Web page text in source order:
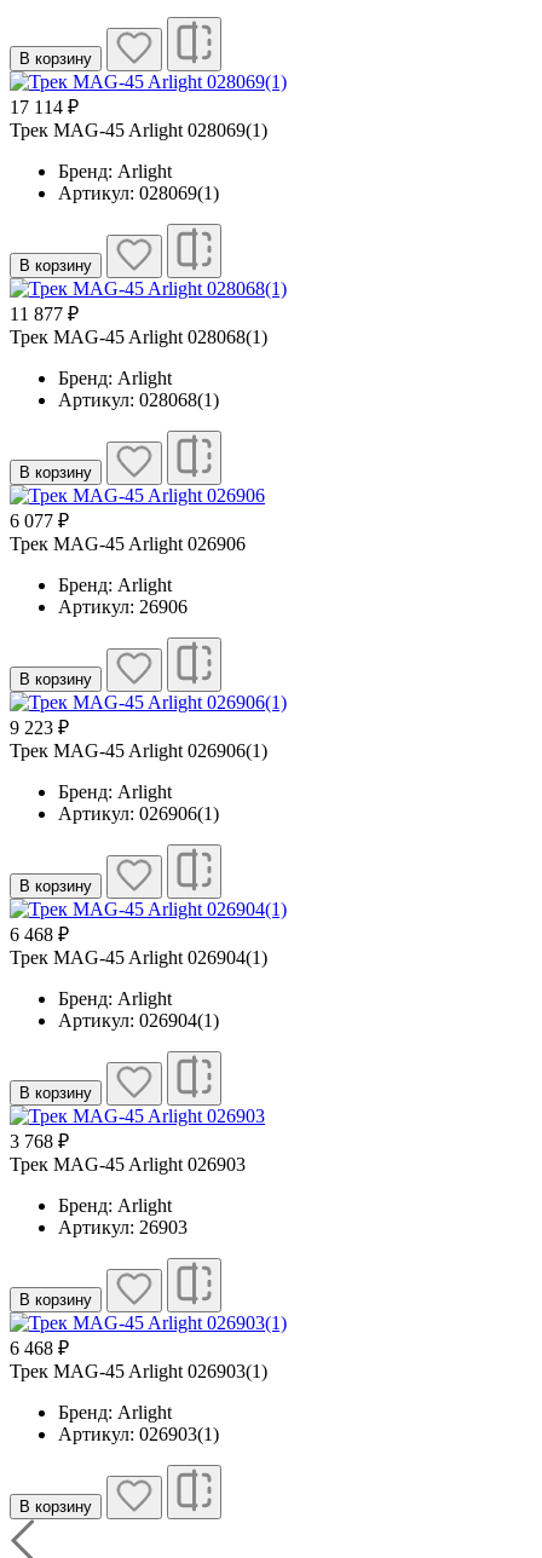
В корзину
17 114 ₽
Трек MAG-45 Arlight 028069(1)
Бренд: Arlight
Артикул: 028069(1)
В корзину
11 877 ₽
Трек MAG-45 Arlight 028068(1)
Бренд: Arlight
Артикул: 028068(1)
В корзину
6 077 ₽
Трек MAG-45 Arlight 026906
Бренд: Arlight
Артикул: 26906
В корзину
9 223 ₽
Трек MAG-45 Arlight 026906(1)
Бренд: Arlight
Артикул: 026906(1)
В корзину
6 468 ₽
Трек MAG-45 Arlight 026904(1)
Бренд: Arlight
Артикул: 026904(1)
В корзину
3 768 ₽
Трек MAG-45 Arlight 026903
Бренд: Arlight
Артикул: 26903
В корзину
6 468 ₽
Трек MAG-45 Arlight 026903(1)
Бренд: Arlight
Артикул: 026903(1)
В корзину